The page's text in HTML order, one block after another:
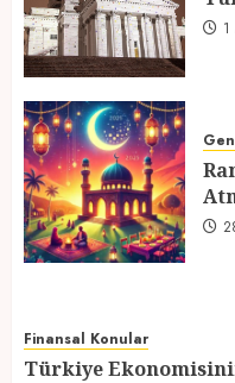
4
5
Finansal Konular
Türkiye